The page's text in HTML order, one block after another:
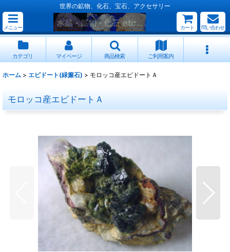
世界の鉱物、化石、宝石、アクセサリー
メニュー カート 問い合わせ
カテゴリ マイページ 商品検索 ご利用案内
ホーム > エピドート(緑簾石) > モロッコ産エピドートＡ
モロッコ産エピドートＡ